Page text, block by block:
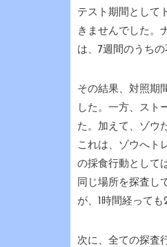
テスト期間として
きませんでした。
は、7週間のうち
その結果、対照期
した。一方、スト
た。加えて、ゾウ
これは、ゾウへト
の採食行動として
同じ場所を探査し
が、1時間経って
次に、全ての探査